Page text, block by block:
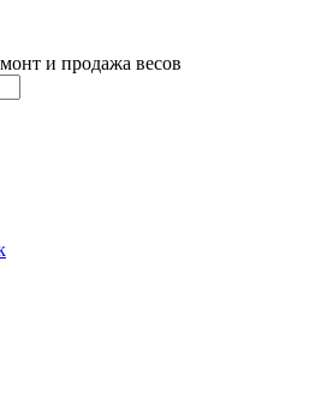
и продажа весов